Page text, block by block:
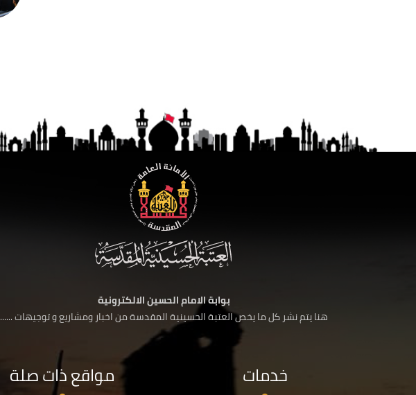
بوابة الامام الحسين الالكترونية
هنا يتم نشر كل ما يخص العتبة الحسينية المقدسة من اخبار ومشاريع و توجيهات ......
خدمات مواقع ذات صلة